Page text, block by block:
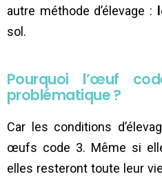
autre méthode d’élevage :
sol.
Pourquoi l’œuf
problématique ?
Car les conditions
œufs code 3. Même si
elles resteront toute leur